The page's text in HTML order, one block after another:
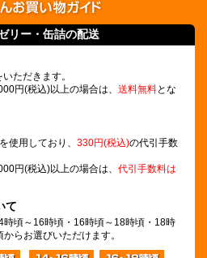
リー ・缶詰の配送
ただきます。
円(税込)以上の場合は、 送料無料とな
使用しており、 330円(税込)の代引手数
円(税込)以上の場合は、 代引手数料は
て
頃～16時頃・16時頃～18時頃・18時
らお選びいただけます。